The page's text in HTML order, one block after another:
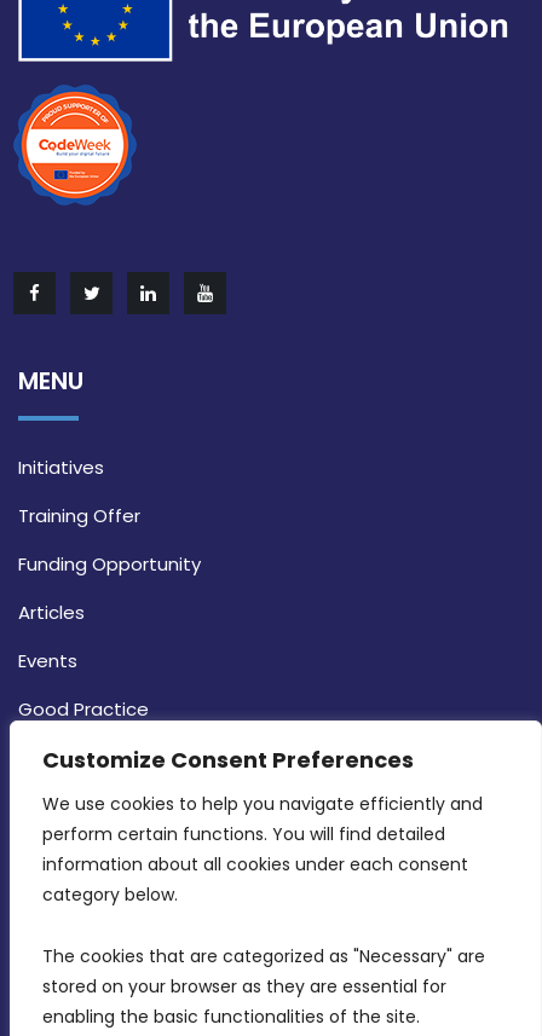
Customize Consent Preferences
We use cookies to help you navigate efficiently and
perform certain functions. You will find detailed
information about all cookies under each consent
category below.
The cookies that are categorized as "Necessary" are
stored on your browser as they are essential for
enabling the basic functionalities of the site.
MENU
Initiatives
Training Offer
Funding Opportunity
Articles
Events
Good Practice
Strategy
CONTACT INFO
MDIA, Twenty20 Business Centre, Triq l-
Birkirkara, CBD 3050
(356) 21 828 800